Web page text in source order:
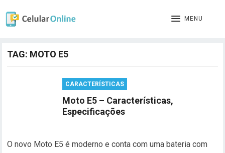
MENU
TAG: MOTO E5
CARACTERÍSTICAS
Moto E5 – Características,
Especificações
O novo Moto E5 é moderno e conta com uma bateria com